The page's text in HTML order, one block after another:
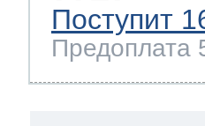
Поступит
Предоплата